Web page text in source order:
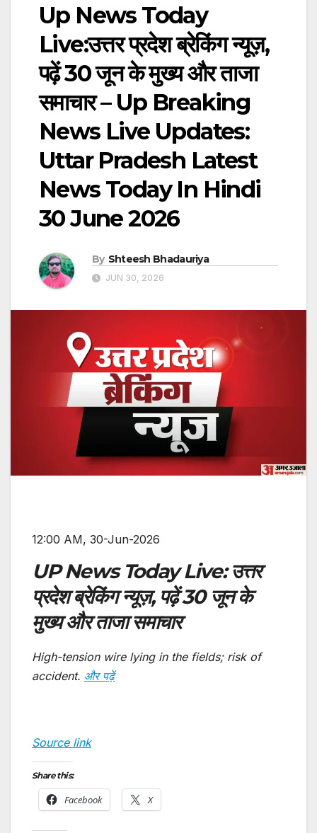
Up News Today
Live:उत्तर प्रदेश ब्रेकिंग न्यूज़,
पढ़ें 30 जून के मुख्य और ताजा
समाचार – Up Breaking
News Live Updates:
Uttar Pradesh Latest
News Today In Hindi
30 June 2026
By Shteesh Bhadauriya
JUN 30, 2026
12:00 AM, 30-Jun-2026
UP News Today Live: उत्तर
प्रदेश ब्रेकिंग न्यूज़, पढ़ें 30 जून के
मुख्य और ताजा समाचार
High-tension wire lying in the fields; risk of
accident. और पढ़ें
Source link
Share this:
Facebook X